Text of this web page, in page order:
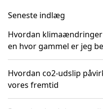
Seneste indlæg
Hvordan
en hvor gammel er jeg
Hvordan co2-udslip
vores fremtid